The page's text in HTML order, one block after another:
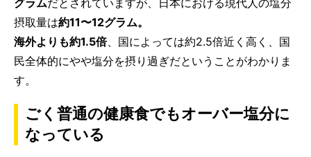
摂取量は約11〜12グラム。
海外よりも約1.5倍、国によっては約2.5倍近く高く、国
民全体的にやや塩分を摂り過ぎだということがわかりま
す。
ごく普通の健康食でもオーバー塩分に
なっている